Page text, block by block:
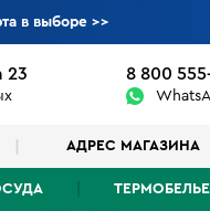
в выборе>>
23 8 800
АДРЕС МАГАЗИНА
ТЕРМОБЕЛЬЕ